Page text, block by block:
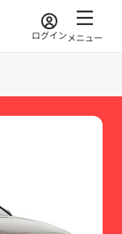
ログインメニュー